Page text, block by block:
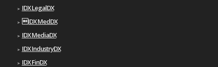
IDX LegalDX
IDX MedDX
IDX MediaDX
IDX IndustryDX
IDX FinDX